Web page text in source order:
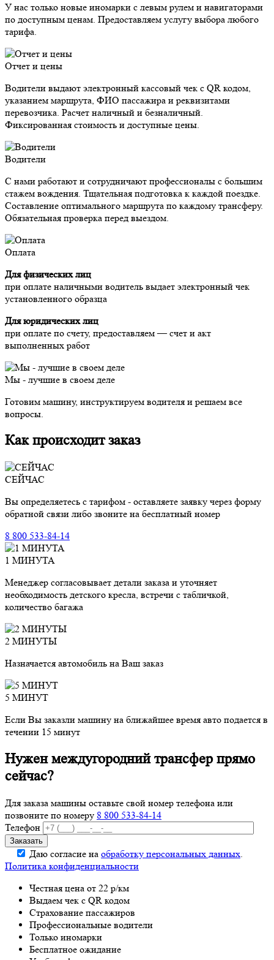
У нас только новые иномарки с левым рулем и навигаторами
по доступным ценам. Предоставляем услугу выбора любого
тарифа.
Отчет и цены
Водители выдают электронный кассовый чек с QR кодом,
указанием маршрута, ФИО пассажира и реквизитами
перевозчика. Расчет наличный и безналичный.
Фиксированная стоимость и доступные цены.
Водители
С нами работают и сотрудничают профессионалы с большим
стажем вождения. Тщательная подготовка к каждой поездке.
Составление оптимального маршрута по каждому трансферу.
Обязательная проверка перед выездом.
Оплата
Для физических лиц
при оплате наличными водитель выдает электронный чек
установленного образца
Для юридических лиц
при оплате по счету, предоставляем — счет и акт
выполненных работ
Мы - лучшие в своем деле
Готовим машину, инструктируем водителя и решаем все
вопросы.
Как происходит заказ
СЕЙЧАС
Вы определяетесь с тарифом - оставляете заявку через форму
обратной связи либо звоните на бесплатный номер
8 800 533-84-14
1 МИНУТА
Менеджер согласовывает детали заказа и уточняет
необходимость детского кресла, встречи с табличкой,
количество багажа
2 МИНУТЫ
Назначается автомобиль на Ваш заказ
5 МИНУТ
Если Вы заказли машину на ближайшее время авто подается в
течении 15 минут
Нужен междугородний трансфер прямо
сейчас?
Для заказа машины оставьте свой номер телефона или
позвоните по номеру 8 800 533-84-14
Телефон
Даю согласие на обработку персональных данных.
Политика конфиденциальности
Честная цена от 22 р/км
Выдаем чек с QR кодом
Страхование пассажиров
Профессиональные водители
Только иномарки
Бесплатное ожидание